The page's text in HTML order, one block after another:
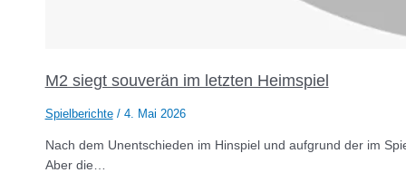
M2 siegt souverän im letzten Heimspiel
Spielberichte/ 4. Mai 2026
Nach dem Unentschieden im Hinspiel und aufgrund der im
Aber die…